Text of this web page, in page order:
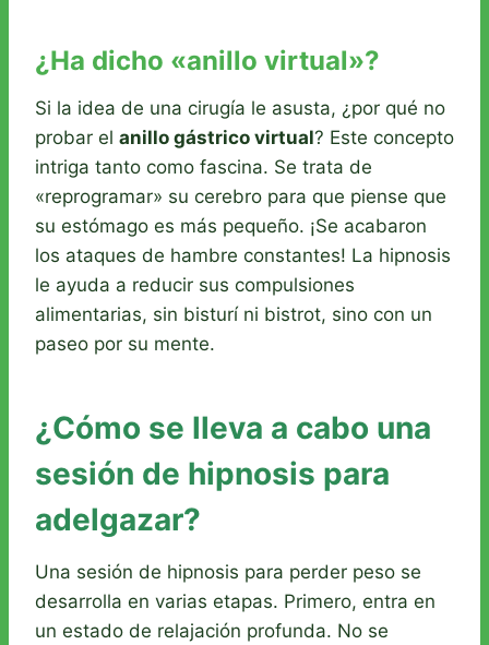
¿Ha dicho «anillo virtual»?
Si la idea de una cirugía le asusta, ¿por qué no
probar el anillo gástrico virtual? Este concepto
intriga tanto como fascina. Se trata de
«reprogramar» su cerebro para que piense que
su estómago es más pequeño. ¡Se acabaron
los ataques de hambre constantes! La hipnosis
le ayuda a reducir sus compulsiones
alimentarias, sin bisturí ni bistrot, sino con un
paseo por su mente.
¿Cómo se lleva a cabo una
sesión de hipnosis para
adelgazar?
Una sesión de hipnosis para perder peso se
desarrolla en varias etapas. Primero, entra en
un estado de relajación profunda. No se